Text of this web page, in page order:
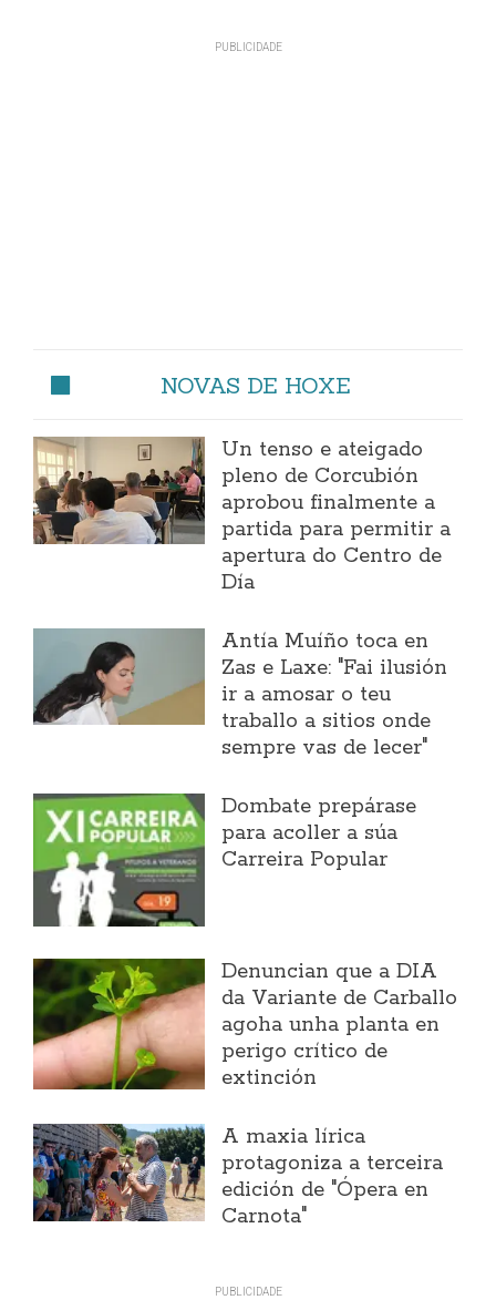
NOVAS DE HOXE
Un tenso e ateigado
pleno de Corcubión
aprobou finalmente a
partida para permitir a
apertura do Centro de
Día
Antía Muíño toca en
Zas e Laxe: "Fai ilusión
ir a amosar o teu
traballo a sitios onde
sempre vas de lecer"
Dombate prepárase
para acoller a súa
Carreira Popular
Denuncian que a DIA
da Variante de Carballo
agoha unha planta en
perigo crítico de
extinción
A maxia lírica
protagoniza a terceira
edición de "Ópera en
Carnota"